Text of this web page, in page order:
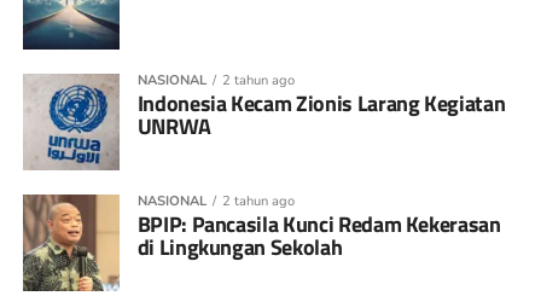
NASIONAL 2 tahun ago
Indonesia Kecam Zionis Larang Kegiatan
UNRWA
NASIONAL 2 tahun ago
BPIP: Pancasila Kunci Redam Kekerasan
di Lingkungan Sekolah